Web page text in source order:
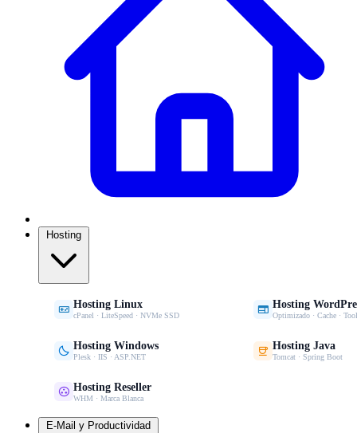
Hosting
 Hosting Linux
cPanel · LiteSpeed · NVMe SSD  Hosting
Optimizado · Cache ·
 Hosting Windows
Plesk · IIS · ASP.NET  Hosting Java
Tomcat · Spring Boot
 Hosting Reseller
WHM · Marca Blanca
E-Mail y Productividad